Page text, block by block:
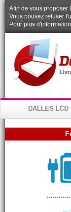
Afin de vous proposer
Vous pouvez refuser
Pour plus
DALLES LCD